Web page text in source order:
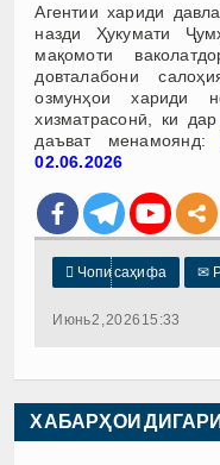
Агентии хариди
назди Ҳукумати
мақомоти
довталабони
озмунҳои хариди
хизматрасонӣ, ки
даъват менамоянд:
02.06.2026
 Чопи саҳифа ✉
Июнь 2, 2026 15:33
ХАБАРҲОИ